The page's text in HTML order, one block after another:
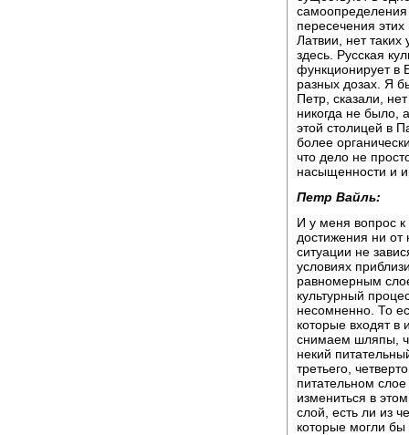
пересечения
Латвии, нет таких
здесь. Русская
функционирует в
разных дозах. Я
Петр, сказали,
никогда не было,
этой столицей в
более
что дело не
насыщенности и
Петр Вайль:
И у меня вопрос
достижения ни от
ситуации не
условиях
равномерным
культурный
несомненно. То
которые входят в
снимаем шляпы,
некий
третьего,
питательном
измениться в
слой, есть ли из
которые могли бы